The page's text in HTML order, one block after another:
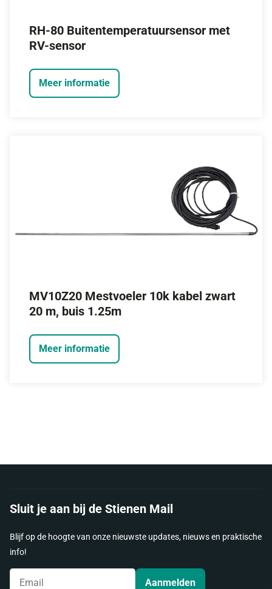
RH-80 Buitentemperatuursensor met
RV-sensor
Meer informatie
MV10Z20 Mestvoeler 10k kabel zwart
20 m, buis 1.25m
Meer informatie
Sluit je aan bij de Stienen Mail
Blijf op de hoogte van onze nieuwste updates, nieuws en praktische
info!
Aanmelden